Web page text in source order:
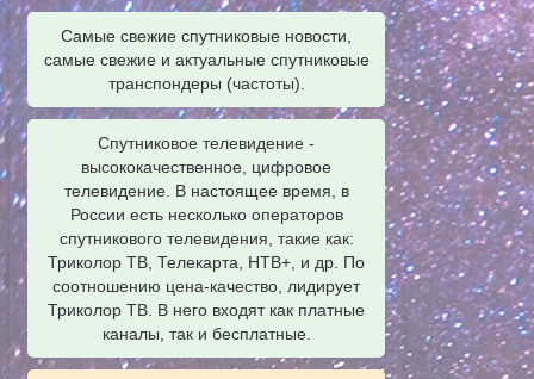
Самые свежие спутниковые новости,
самые свежие и актуальные спутниковые
транспондеры (частоты).
Спутниковое телевидение -
высококачественное, цифровое
телевидение. В настоящее время, в
России есть несколько операторов
спутникового телевидения, такие как:
Триколор ТВ, Телекарта, НТВ+, и др. По
соотношению цена-качество, лидирует
Триколор ТВ. В него входят как платные
каналы, так и бесплатные.